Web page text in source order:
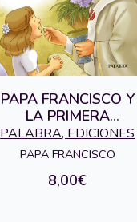
PAPA FRANCISCO Y
LA PRIMERA
COMUNION
PALABRA, EDICIONES
PAPA FRANCISCO
8,00€